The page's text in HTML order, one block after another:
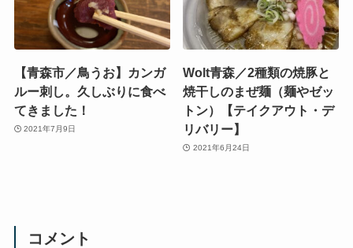
【青森市／鳥うお】カンガ
ルー刺し。久しぶりに食べ
てきました！
2021年7月9日
Wolt青森／2種類の焼豚と
焼干しのまぜ麺（麺やゼッ
トン）【テイクアウト・デ
リバリー】
2021年6月24日
コメント